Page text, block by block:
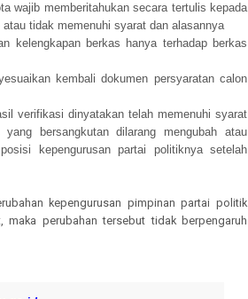
wajib memberitahukan secara tertulis kepada
tidak memenuhi syarat dan alasannya
kelengkapan berkas hanya terhadap berkas
kembali dokumen persyaratan calon
verifikasi dinyatakan telah memenuhi syarat
bersangkutan dilarang mengubah atau
kepengurusan partai politiknya setelah
kepengurusan pimpinan partai politik
maka perubahan tersebut tidak berpengaruh